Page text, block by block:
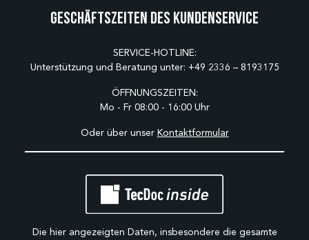
Geschäftszeiten des Kundenservice
SERVICE-HOTLINE:
Unterstützung und Beratung unter: +49 2336 – 8193175
ÖFFNUNGSZEITEN:
Mo - Fr 08:00 - 16:00 Uhr
Oder über unser Kontaktformular
Die hier angezeigten Daten, insbesondere die gesamte